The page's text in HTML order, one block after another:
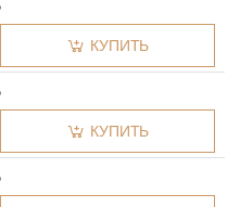
КУПИТЬ
КУПИТЬ